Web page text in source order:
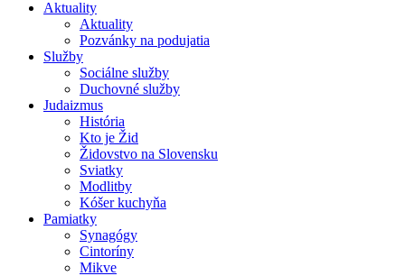
Aktuality
Aktuality
Pozvánky na podujatia
Služby
Sociálne služby
Duchovné služby
Judaizmus
História
Kto je Žid
Židovstvo na Slovensku
Sviatky
Modlitby
Kóšer kuchyňa
Pamiatky
Synagógy
Cintoríny
Mikve